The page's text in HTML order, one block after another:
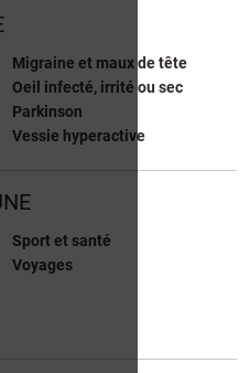
Migraine et maux de tête
Oeil infecté, irrité ou sec
Parkinson
Vessie hyperactive
Sport et santé
Voyages